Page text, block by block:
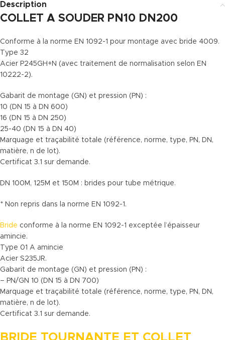
Description
COLLET A SOUDER PN10 DN200
Conforme à la norme EN 1092-1 pour montage avec bride 4009.
Type 32
Acier P245GH+N (avec traitement de normalisation selon EN
10222-2).
Gabarit de montage (GN) et pression (PN) :
10 (DN 15 à DN 600)
16 (DN 15 à DN 250)
25-40 (DN 15 à DN 40)
Marquage et traçabilité totale (référence, norme, type, PN, DN,
matière, n de lot).
Certificat 3.1 sur demande.
DN 100M, 125M et 150M : brides pour tube métrique.
* Non repris dans la norme EN 1092-1.
Bride conforme à la norme EN 1092-1 exceptée l’épaisseur
amincie.
Type 01 A amincie
Acier S235JR.
Gabarit de montage (GN) et pression (PN) :
– PN/GN 10 (DN 15 à DN 700)
Marquage et traçabilité totale (référence, norme, type, PN, DN,
matière, n de lot).
Certificat 3.1 sur demande.
BRIDE TOURNANTE ET COLLET